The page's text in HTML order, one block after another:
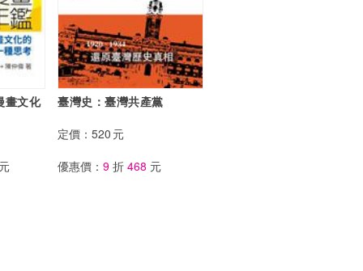
畫文化
臺灣史：臺灣共產黨
定價： 520 元
優惠價： 9 折 468 元